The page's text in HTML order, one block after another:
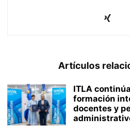
Artículos
ITLA
formación
docentes y